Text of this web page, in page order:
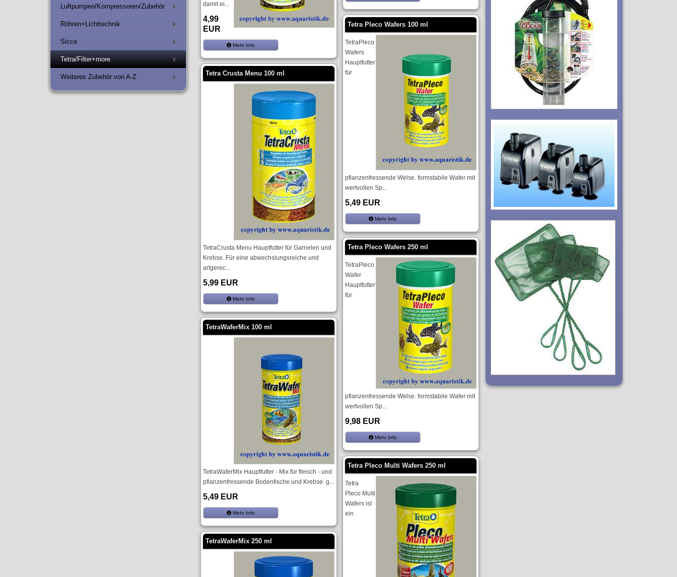
Luftpumpen/Kompressoren/Zubehör
Röhren+Lichttechnik
Sicce
Tetra/Filter+more
Weiteres Zubehör von A-Z
damit ei...
4,99
EUR
Mehr Info
Tetra Crusta Menu 100 ml
TetraCrusta Menu Hauptfutter für Garnelen und
Krebse. Für eine abwechslungsreiche und
artgerec...
5,99 EUR
Mehr Info
TetraWaferMix 100 ml
TetraWaferMix Hauptfutter - Mix für fleisch - und
pflanzenfressende Bodenfische und Krebse. g...
5,49 EUR
Mehr Info
TetraWaferMix 250 ml
Tetra Pleco Wafers 100 ml
TetraPleco
Wafers
Hauptfutter
für
pflanzenfressende Welse. formstabile Wafer mit
wertvollen Sp...
5,49 EUR
Mehr Info
Tetra Pleco Wafers 250 ml
TetraPleco
Wafer
Hauptfutter
für
pflanzenfressende Welse. formstabile Wafer mit
wertvollen Sp...
9,98 EUR
Mehr Info
Tetra Pleco Multi Wafers 250 ml
Tetra
Pleco Multi
Wafers ist
ein